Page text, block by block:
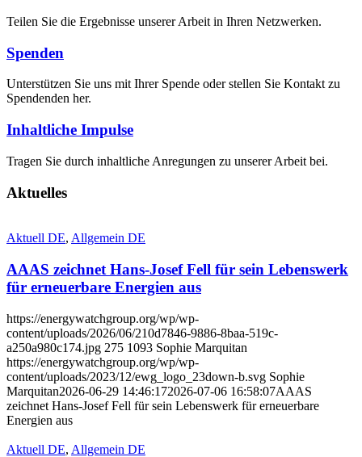
Teilen Sie die Ergebnisse unserer Arbeit in Ihren Netzwerken.
Spenden
Unterstützen Sie uns mit Ihrer Spende oder stellen Sie Kontakt zu
Spendenden her.
Inhaltliche Impulse
Tragen Sie durch inhaltliche Anregungen zu unserer Arbeit bei.
Aktuelles
Aktuell DE, Allgemein DE
AAAS zeichnet Hans-Josef Fell für sein Lebenswerk
für erneuerbare Energien aus
https://energywatchgroup.org/wp/wp-
content/uploads/2026/06/210d7846-9886-8baa-519c-
a250a980c174.jpg 275 1093 Sophie Marquitan
https://energywatchgroup.org/wp/wp-
content/uploads/2023/12/ewg_logo_23down-b.svg Sophie
Marquitan2026-06-29 14:46:172026-07-06 16:58:07AAAS
zeichnet Hans-Josef Fell für sein Lebenswerk für erneuerbare
Energien aus
Aktuell DE, Allgemein DE